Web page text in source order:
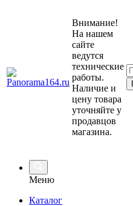
Внимание!
На нашем
сайте
ведутся
технические
работы.
Наличие и
цену товара
уточняйте у
продавцов
магазина.
Меню
Каталог